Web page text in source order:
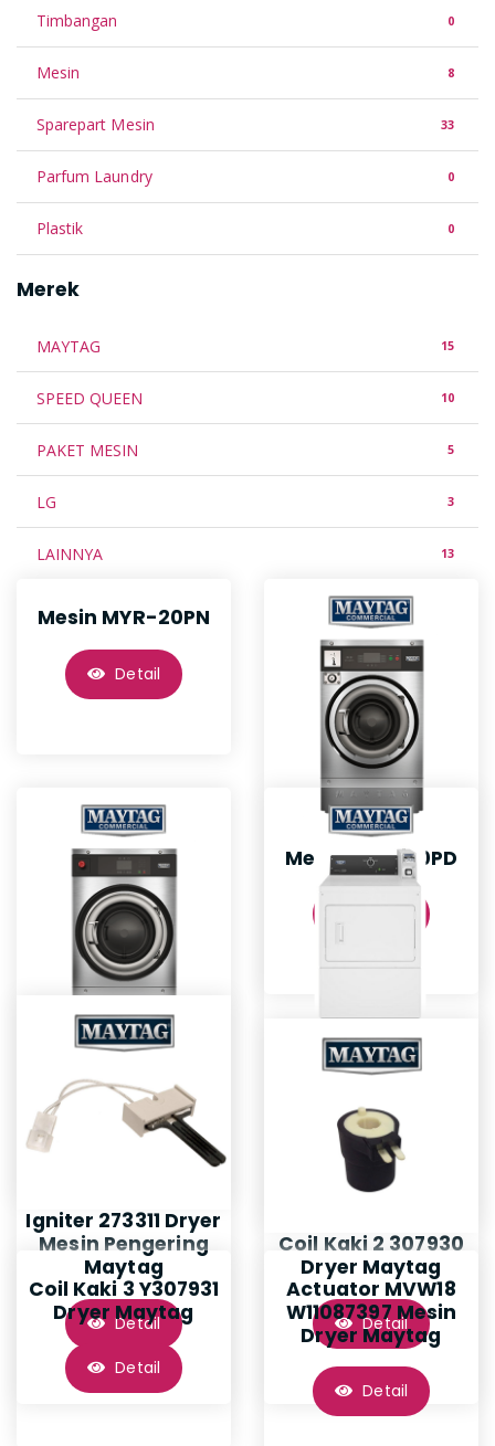
Timbangan 0
Mesin 8
Sparepart Mesin 33
Parfum Laundry 0
Plastik 0
Merek
MAYTAG 15
SPEED QUEEN 10
PAKET MESIN 5
LG 3
LAINNYA 13
Mesin MYR-20PN
Detail
Mesin MYR-20PD
Detail
Mesin MDG
Detail
Igniter 273311 Dryer
Mesin Pengering
Maytag
Detail
Coil Kaki 2 307930
Dryer Maytag
Detail
Coil Kaki 3 Y307931
Dryer Maytag
Detail
Actuator MVW18
W11087397 Mesin
Dryer Maytag
Detail